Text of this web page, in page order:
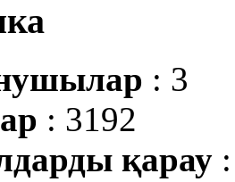
: 3
: 3192
қарау